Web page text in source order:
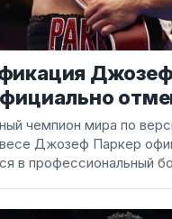
чемпион мира по
Джозеф Паркер
в профессиональный